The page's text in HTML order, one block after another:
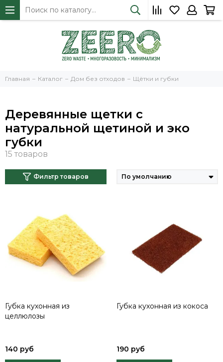
Главная Каталог Дом без отходов Щётки и губки
Деревянные щетки с
натуральной щетиной и эко
губки
Фильтр товаров
Губка кухонная из
целлюлозы
140 руб
Губка кухонная из кокоса
190 руб